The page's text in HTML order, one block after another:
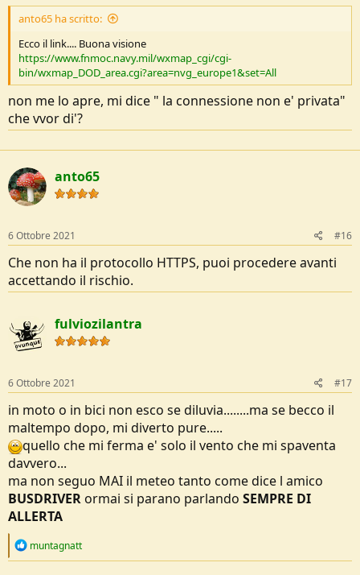
anto65 ha scritto:
Ecco il link.... Buona visione
https://www.fnmoc.navy.mil/wxmap_cgi/cgi-
bin/wxmap_DOD_area.cgi?area=nvg_europe1&set=All
non me lo apre, mi dice " la connessione non e' privata"
che vvor di'?
anto65
6 Ottobre 2021 #16
Che non ha il protocollo HTTPS, puoi procedere avanti
accettando il rischio.
fulviozilantra
6 Ottobre 2021 #17
in moto o in bici non esco se diluvia........ma se becco il
maltempo dopo, mi diverto pure.....
quello che mi ferma e' solo il vento che mi spaventa
davvero...
ma non seguo MAI il meteo tanto come dice l amico
BUSDRIVERormai si parano parlando SEMPRE DI
ALLERTA
R
muntagnatt